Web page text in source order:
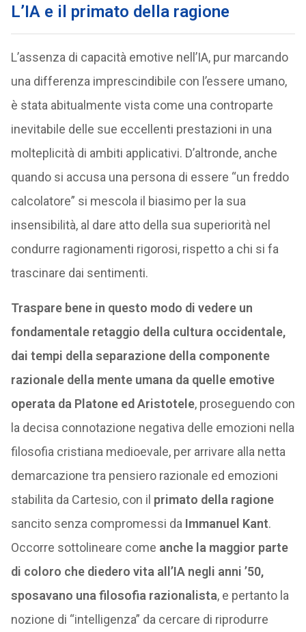
L’IA e il primato della ragione
L’assenza di capacità emotive nell’IA, pur marcando
una differenza imprescindibile con l’essere umano,
è stata abitualmente vista come una controparte
inevitabile delle sue eccellenti prestazioni in una
molteplicità di ambiti applicativi. D’altronde, anche
quando si accusa una persona di essere “un freddo
calcolatore” si mescola il biasimo per la sua
insensibilità, al dare atto della sua superiorità nel
condurre ragionamenti rigorosi, rispetto a chi si fa
trascinare dai sentimenti.
Traspare bene in questo modo di vedere un
fondamentale retaggio della cultura occidentale,
dai tempi della separazione della componente
razionale della mente umana da quelle emotive
operata da Platone ed Aristotele, proseguendo con
la decisa connotazione negativa delle emozioni nella
filosofia cristiana medioevale, per arrivare alla netta
demarcazione tra pensiero razionale ed emozioni
stabilita da Cartesio, con il primato della ragione
sancito senza compromessi da Immanuel Kant.
Occorre sottolineare come anche la maggior parte
di coloro che diedero vita all’IA negli anni ’50,
sposavano una filosofia razionalista, e pertanto la
nozione di “intelligenza” da cercare di riprodurre